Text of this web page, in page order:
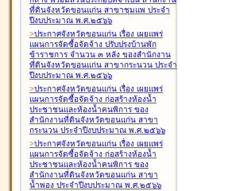
ที่ดินจังหวัดขอนแก่น สาขาชุมแพ ประจำ
ปีงบประมาณ พ.ศ.๒๕๖๖
>ประกาศจังหวัดขอนแก่น เรื่อง เผยแพร่
แผนการจัดซื้อจัดจ้าง ปรับปรุงบ้านพัก
ข้าราชการ จำนวน ๓ หลัง ของสำนักงาน
ที่ดินจังหวัดขอนแก่น สาขากระนวน ประจำ
ปีงบประมาณ พ.ศ.๒๕๖๖
>ประกาศจังหวัดขอนแก่น เรื่อง เผยแพร่
แผนการจัดซื้อจัดจ้าง ก่อสร้างห้องน้ำ
ประชาชนและห้องน้ำคนพิการ ของ
สำนักงานที่ดินจังหวัดขอนแก่น สาขา
กระนวน ประจำปีงบประมาณ พ.ศ.๒๕๖๖
>ประกาศจังหวัดขอนแก่น เรื่อง เผยแพร่
แผนการจัดซื้อจัดจ้าง ก่อสร้างห้องน้ำ
ประชาชนและห้องน้ำคนพิการ ของ
สำนักงานที่ดินจังหวัดขอนแก่น สาขา
น้ำพอง ประจำปีงบประมาณ พ.ศ.๒๕๖๖